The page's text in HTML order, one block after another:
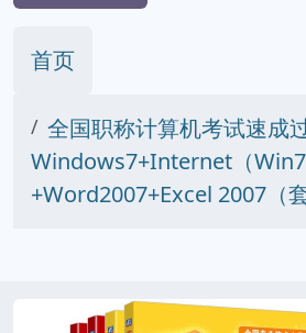
首页
全国职称计算机考试速成
Windows7+Internet（Win7
+Word2007+Excel 2007（